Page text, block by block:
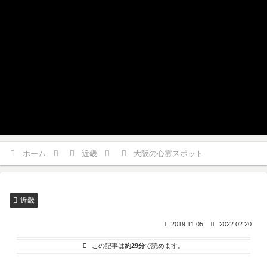
ホーム 近畿 大阪の心霊スポット
近畿
2019.11.05 2022.02.20
この記事は約29分で読めます。